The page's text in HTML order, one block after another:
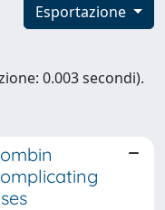
Esportazione
0.003 secondi).